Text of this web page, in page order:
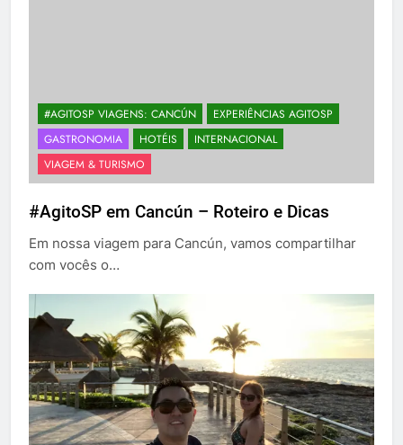
#AGITOSP VIAGENS: CANCÚN
EXPERIÊNCIAS AGITOSP
GASTRONOMIA
HOTÉIS
INTERNACIONAL
VIAGEM & TURISMO
#AgitoSP em Cancún – Roteiro e Dicas
Em nossa viagem para Cancún, vamos compartilhar
com vocês o…